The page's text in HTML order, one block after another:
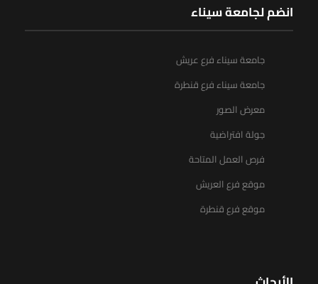
انضم لجامعة سيناء
جامعة سيناء فرع عريش
جامعة سيناء فرع قنطرة
معرض الصور
جولة افتراضية
فرص العمل المتاحة
موقع فرع العريش
موقع فرع قنطرة